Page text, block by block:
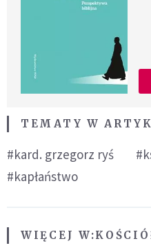
TEMATY W
#kard. grzegorz ryś
#kapłaństwo
WIĘCEJ W: